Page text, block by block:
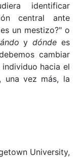
identificar
central ante
un mestizo?" o
y dóndees
cambiar
hacia el
una vez más, la
University,